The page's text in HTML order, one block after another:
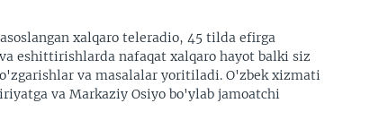
xalqaro teleradio, 45 tilda efirga
eshittirishlarda nafaqat xalqaro hayot balki siz
va masalalar yoritiladi. O'zbek xizmati
va Markaziy Osiyo bo'ylab jamoatchi